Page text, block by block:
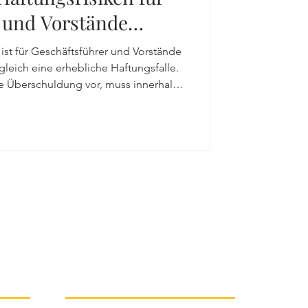
Vorstände
für Geschäftsführer und Vorstände
eine erhebliche Haftungsfalle.
Überschuldung vor, muss innerhalb